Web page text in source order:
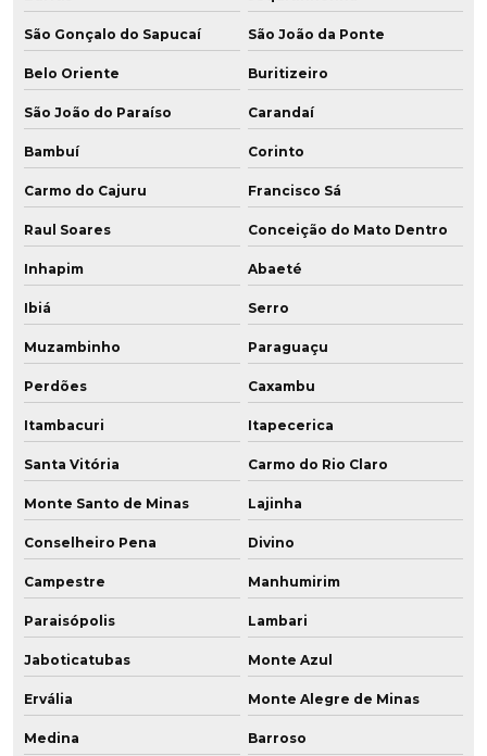
São Gonçalo do Sapucaí São João da Ponte
Belo Oriente Buritizeiro
São João do Paraíso Carandaí
Bambuí Corinto
Carmo do Cajuru Francisco Sá
Raul Soares Conceição do Mato Dentro
Inhapim Abaeté
Ibiá Serro
Muzambinho Paraguaçu
Perdões Caxambu
Itambacuri Itapecerica
Santa Vitória Carmo do Rio Claro
Monte Santo de Minas Lajinha
Conselheiro Pena Divino
Campestre Manhumirim
Paraisópolis Lambari
Jaboticatubas Monte Azul
Ervália Monte Alegre de Minas
Medina Barroso